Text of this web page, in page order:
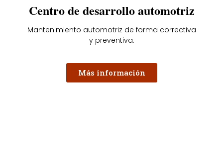
Centro de desarrollo automotriz
Mantenimiento automotriz de forma correctiva
y preventiva.
Más información